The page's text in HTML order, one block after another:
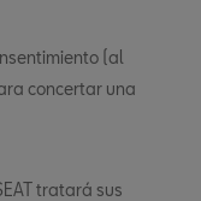
(al
concertar una
tratará sus